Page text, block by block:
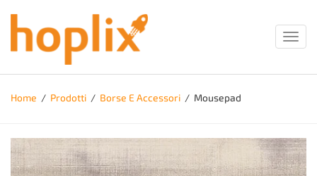
Home / Prodotti / Borse E Accessori / Mousepad